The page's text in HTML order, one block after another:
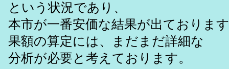
という状況であり、
本市が一番安価な結果が出ておりま
果額の算定には、まだまだ詳細な
分析が必要と考えております。